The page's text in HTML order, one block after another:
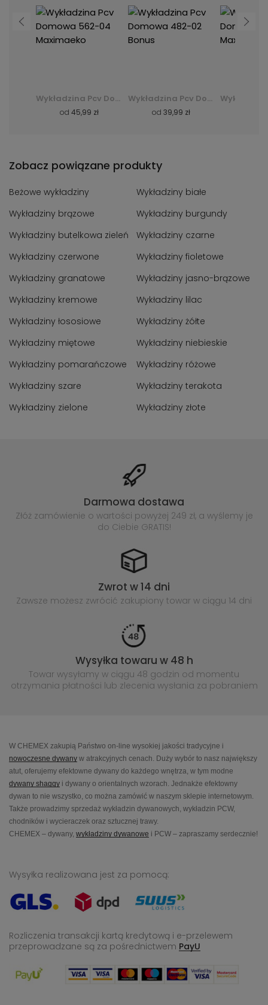
Wykładzina Pcv Domowa 482-02 Bonus
od 39,99 zł
Wykładzina Pcv Domowa 562-04 Maximaeko
od 45,99 zł
Zobacz powiązane produkty
Beżowe wykładziny
Wykładziny białe
Wykładziny brązowe
Wykładziny burgundy
Wykładziny butelkowa zieleń
Wykładziny czarne
Wykładziny czerwone
Wykładziny fioletowe
Wykładziny granatowe
Wykładziny jasno-brązowe
Wykładziny kremowe
Wykładziny lilac
Wykładziny łososiowe
Wykładziny żółte
Wykładziny miętowe
Wykładziny niebieskie
Wykładziny pomarańczowe
Wykładziny różowe
Wykładziny szare
Wykładziny terakota
Wykładziny zielone
Wykładziny złote
Darmowa dostawa
Złóż zamówienie o wartości powyżej 249 zł, a wyślemy je
do Ciebie GRATIS!
Zwrot w 14 dni
Zawsze możesz zwrócić zakupiony towar w ciągu 14 dni
Wysyłka towaru w 48 h
Towar wysyłamy w ciągu 48 godzin od momentu
otrzymania płatności lub zlecenia wysłania za pobraniem
W CHEMEX zakupią Państwo on-line wysokiej jakości tradycyjne i
nowoczesne dywany w atrakcyjnych cenach. Duży wybór to nasz największy
atut, oferujemy efektowne dywany do każdego wnętrza, w tym modne
dywany shaggy i dywany o orientalnych wzorach. Jednakże efektowny
dywan to nie wszystko, co można zamówić w naszym sklepie internetowym.
Także prowadzimy sprzedaż wykładzin dywanowych, wykładzin PCW,
chodników i wycieraczek oraz sztucznej trawy.
CHEMEX – dywany, wykładziny dywanowe i PCW – zapraszamy serdecznie!
Wysyłka realizowana jest za pomocą:
Rozliczenia transakcji kartą kredytową i e-przelewem
przeprowadzane są za pośrednictwem PayU